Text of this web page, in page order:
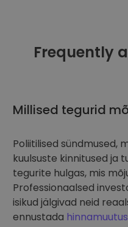
Frequently
Millised tegurid
Poliitilised sündmused,
kuulsuste kinnitused ja
tegurite hulgas, mis
Professionaalsed
isikud jälgivad neid
ennustada